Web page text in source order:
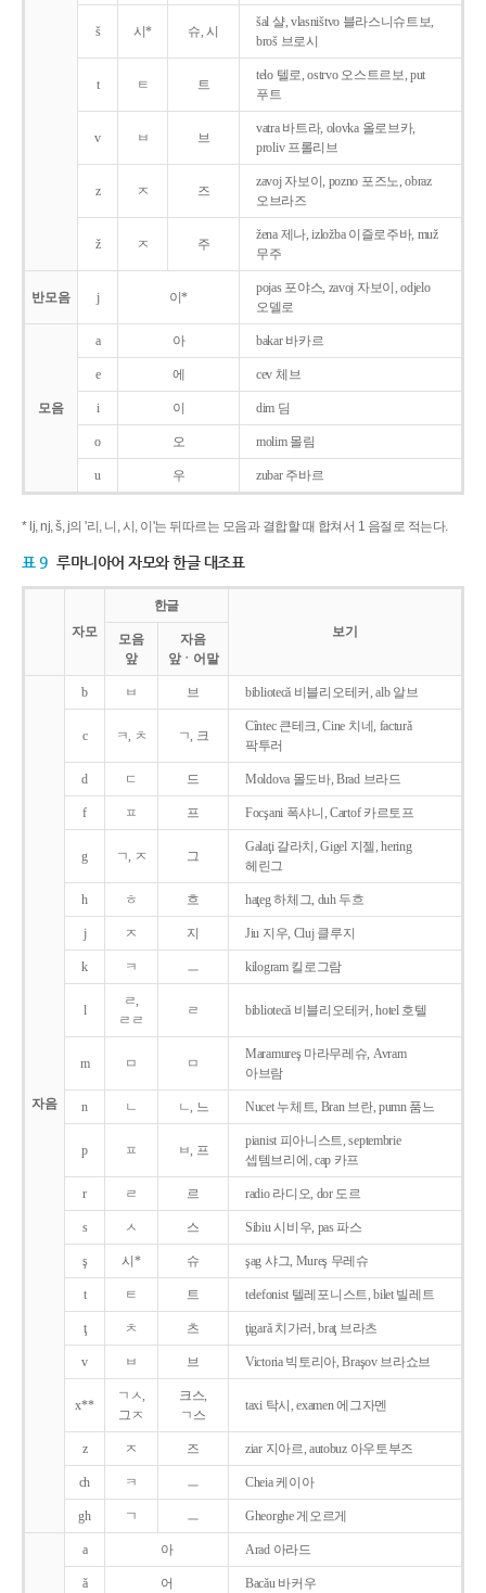
š 시* 슈, 시
šal 샬, vlasništvo 블라스니슈트보,
broš 브로시
t ㅌ 트
telo 텔로, ostrvo 오스트르보, put
푸트
v ㅂ 브
vatra 바트라, olovka 올로브카,
proliv 프롤리브
z ㅈ 즈
zavoj 자보이, pozno 포즈노, obraz
오브라즈
ž ㅈ 주
žena 제나, izložba 이즐로주바, muž
무주
반모음 j 이*
pojas 포야스, zavoj 자보이, odjelo
오델로
모음
a 아 bakar 바카르
e 에 cev 체브
i 이 dim 딤
o 오 molim 몰림
u 우 zubar 주바르
* lj, nj, š, j의 '리, 니, 시, 이'는 뒤따르는 모음과 결합할 때 합쳐서 1 음절로 적는다.
표 9 루마니아어 자모와 한글 대조표
자모
한글
보기
모음
앞
자음
앞ㆍ어말
자음
b ㅂ 브 bibliotecǎ 비블리오테커, alb 알브
c ㅋ, ㅊ ㄱ, 크
Cîntec 큰테크, Cine 치네, facturǎ
팍투러
d ㄷ 드 Moldova 몰도바, Brad 브라드
f ㅍ 프 Focşani 폭샤니, Cartof 카르토프
g ㄱ, ㅈ 그
Galaţi 갈라치, Gigel 지젤, hering
헤린그
h ㅎ 흐 haţeg 하체그, duh 두흐
j ㅈ 지 Jiu 지우, Cluj 클루지
k ㅋ ㅡ kilogram 킬로그람
l
ㄹ,
ㄹㄹ
ㄹ bibliotecǎ 비블리오테커, hotel 호텔
m ㅁ ㅁ
Maramureş 마라무레슈, Avram
아브람
n ㄴ ㄴ, 느 Nucet 누체트, Bran 브란, pumn 품느
p ㅍ ㅂ, 프
pianist 피아니스트, septembrie
셉템브리에, cap 카프
r ㄹ 르 radio 라디오, dor 도르
s ㅅ 스 Sibiu 시비우, pas 파스
ş 시* 슈 şag 샤그, Mureş 무레슈
t ㅌ 트 telefonist 텔레포니스트, bilet 빌레트
ţ ㅊ 츠 ţigarǎ 치가러, braţ 브라츠
v ㅂ 브 Victoria 빅토리아, Braşov 브라쇼브
x**
ㄱㅅ,
그ㅈ
크스,
ㄱ스
taxi 탁시, examen 에그자멘
z ㅈ 즈 ziar 지아르, autobuz 아우토부즈
ch ㅋ ㅡ Cheia 케이아
gh ㄱ ㅡ Gheorghe 게오르게
a 아 Arad 아라드
ǎ 어 Bacǎu 바커우